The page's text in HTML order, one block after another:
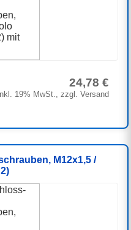
24,78 €
19% MwSt., zzgl. Versand
M12x1,5 /